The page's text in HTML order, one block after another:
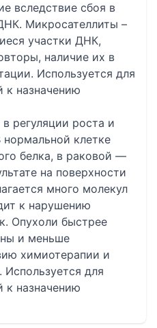
вследствие сбоя в
Микросателлиты –
участки ДНК,
наличие их в
Используется для
к назначению
регуляции роста и
клетке
белка, в раковой —
на поверхности
много молекул
к нарушению
Опухоли быстрее
и меньше
химиотерапии и
для
к назначению